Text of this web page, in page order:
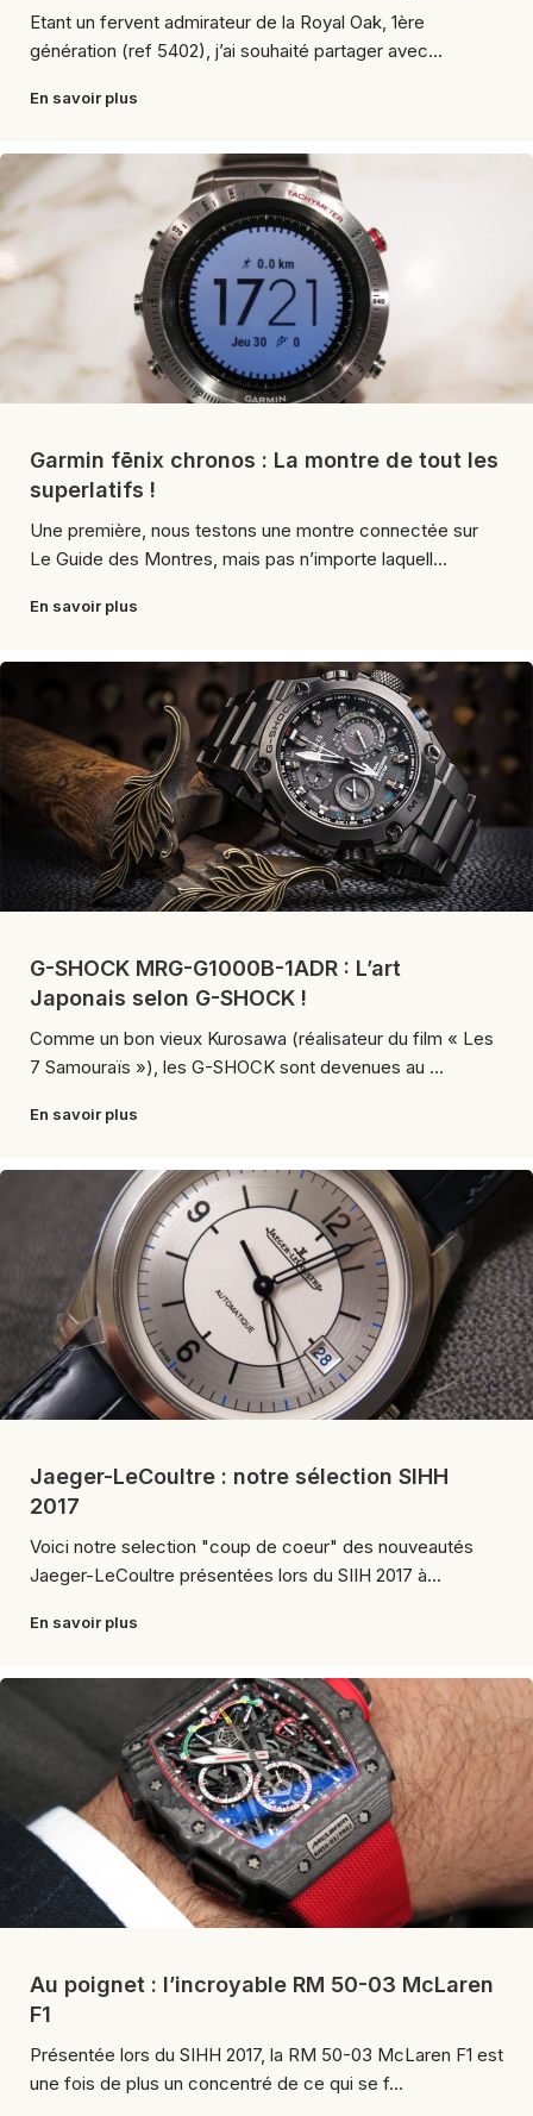
Etant un fervent admirateur de la Royal Oak, 1ère
génération (ref 5402), j’ai souhaité partager avec...
En savoir plus
Garmin fēnix chronos : La montre de tout les
superlatifs !
Une première, nous testons une montre connectée sur
Le Guide des Montres, mais pas n’importe laquell...
En savoir plus
G-SHOCK MRG-G1000B-1ADR : L’art
Japonais selon G-SHOCK !
Comme un bon vieux Kurosawa (réalisateur du film « Les
7 Samouraïs »), les G-SHOCK sont devenues au ...
En savoir plus
Jaeger-LeCoultre : notre sélection SIHH
2017
Voici notre selection "coup de coeur" des nouveautés
Jaeger-LeCoultre présentées lors du SIIH 2017 à...
En savoir plus
Au poignet : l’incroyable RM 50-03 McLaren
F1
Présentée lors du SIHH 2017, la RM 50-03 McLaren F1 est
une fois de plus un concentré de ce qui se f...